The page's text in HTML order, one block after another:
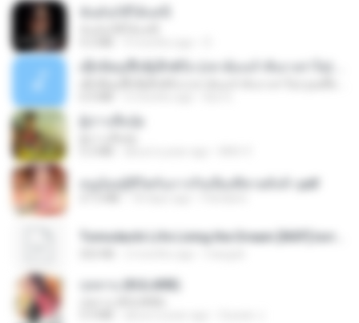
หนูน้อยสู้ชีวิตกับภารกิจเลี้ยงพี่ชายทั้งห้า.pdf
กุหลาบ (KULARB)